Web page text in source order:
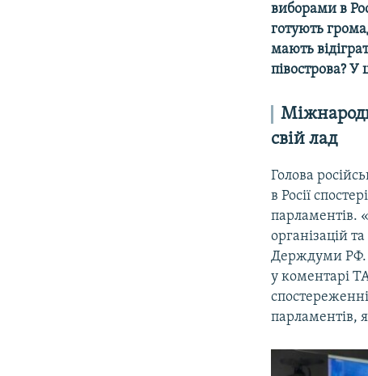
виборами в
готують
мають
півострова? У
свій лад
Голова
в Росії
парламентів.
організацій
Держдуми РФ.
у коментарі
парламентів,